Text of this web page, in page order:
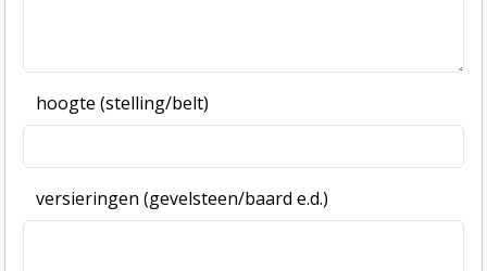
hoogte (stelling/belt)
versieringen (gevelsteen/baard e.d.)